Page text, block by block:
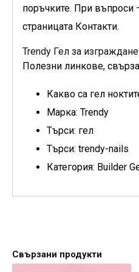
поръчките. При въпроси
страницата Контакти.
Trendy Гел за
Полезни линкове,
Какво са гел
Марка: Trendy
Търси: гел
Търси: trendy-nails
Категория: Builder
Свързани продукти